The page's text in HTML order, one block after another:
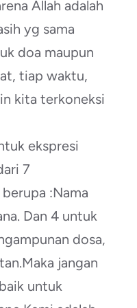
Allah adalah
yg sama
doa maupun
tiap waktu,
kita terkoneksi
ekspresi
7
:Nama
Dan 4 untuk
dosa,
jangan
untuk